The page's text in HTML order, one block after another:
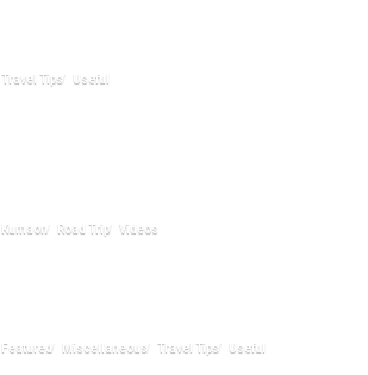
Travel Tips Useful
Kumaon Road Trip Videos
Featured Miscellaneous Travel Tips Useful